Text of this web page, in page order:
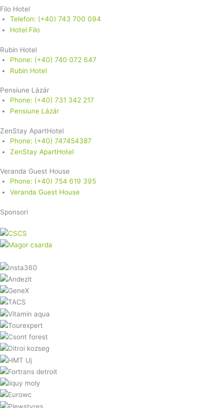
Filo Hotel
Telefon: (+40) 743 700 094
Hotel Filo
Rubin Hotel
Phone: (+40) 740 072 647
Rubin Hotel
Pensiune Lázár
Phone: (+40) 731 342 217
Pensiune Lázár
ZenStay ApartHotel
Phone: (+40) 747454387
ZenStay ApartHotel
Veranda Guest House
Phone: (+40) 754 619 395
Veranda Guest House
Sponsori